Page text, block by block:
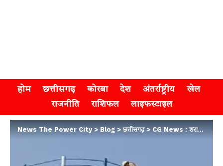
होम छत्तीसगढ़ कोरबा देश अंतर्राष्ट्रीय
खेल
राजनीति
राशिफल लाइफस्टाइल
News The Power City>Blog > छत्तीसगढ़> CG News : शराब के नशे और पारिवारिक विवाद ने गांव में खड़ा किया बड़ा संकट